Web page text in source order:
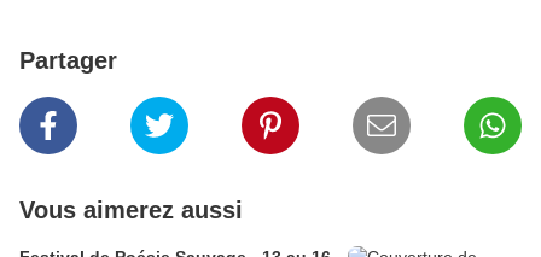
Partager
Vous aimerez aussi